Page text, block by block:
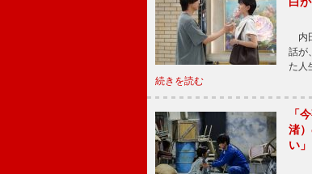
内
話が
た人
続きを読む
「
渚
い」